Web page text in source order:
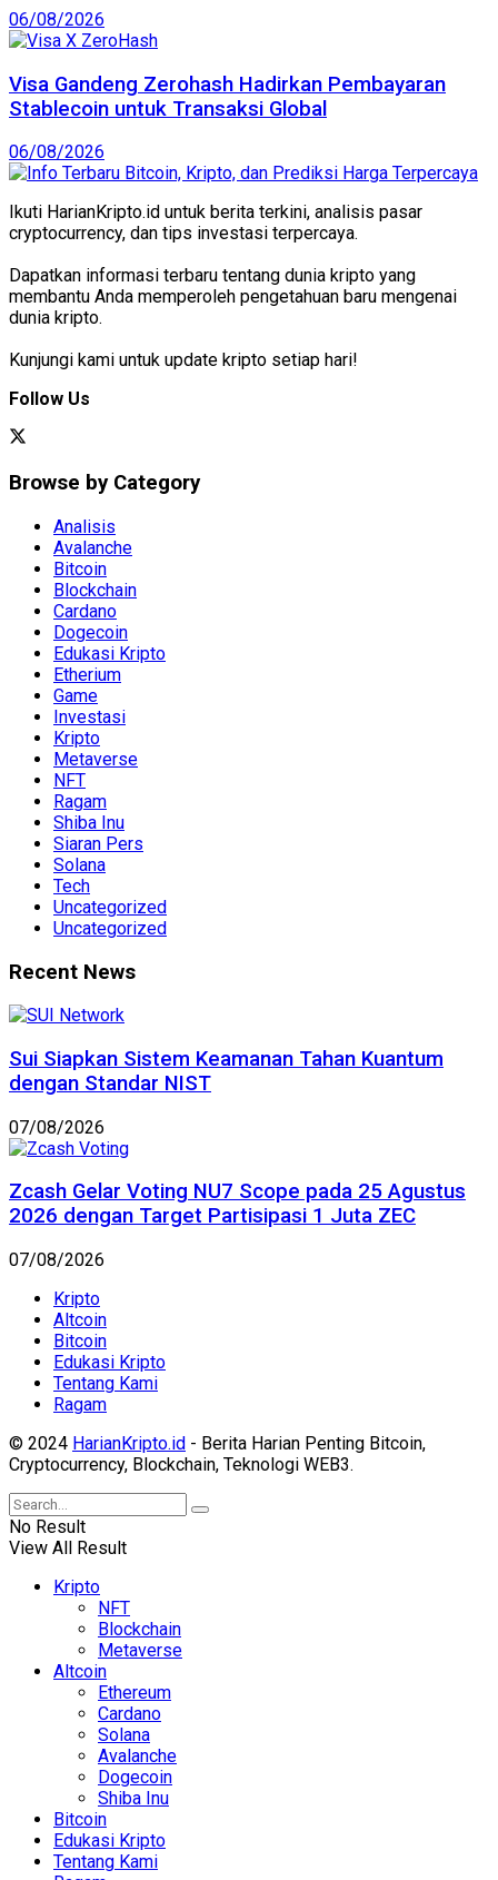
06/08/2026
Visa Gandeng Zerohash Hadirkan Pembayaran
Stablecoin untuk Transaksi Global
06/08/2026
Ikuti HarianKripto.id untuk berita terkini, analisis pasar
cryptocurrency, dan tips investasi terpercaya.
Dapatkan informasi terbaru tentang dunia kripto yang
membantu Anda memperoleh pengetahuan baru mengenai
dunia kripto.
Kunjungi kami untuk update kripto setiap hari!
Follow Us
Browse by Category
Analisis
Avalanche
Bitcoin
Blockchain
Cardano
Dogecoin
Edukasi Kripto
Etherium
Game
Investasi
Kripto
Metaverse
NFT
Ragam
Shiba Inu
Siaran Pers
Solana
Tech
Uncategorized
Uncategorized
Recent News
Sui Siapkan Sistem Keamanan Tahan Kuantum
dengan Standar NIST
07/08/2026
Zcash Gelar Voting NU7 Scope pada 25 Agustus
2026 dengan Target Partisipasi 1 Juta ZEC
07/08/2026
Kripto
Altcoin
Bitcoin
Edukasi Kripto
Tentang Kami
Ragam
© 2024 HarianKripto.id - Berita Harian Penting Bitcoin,
Cryptocurrency, Blockchain, Teknologi WEB3.
No Result
View All Result
Kripto
NFT
Blockchain
Metaverse
Altcoin
Ethereum
Cardano
Solana
Avalanche
Dogecoin
Shiba Inu
Bitcoin
Edukasi Kripto
Tentang Kami